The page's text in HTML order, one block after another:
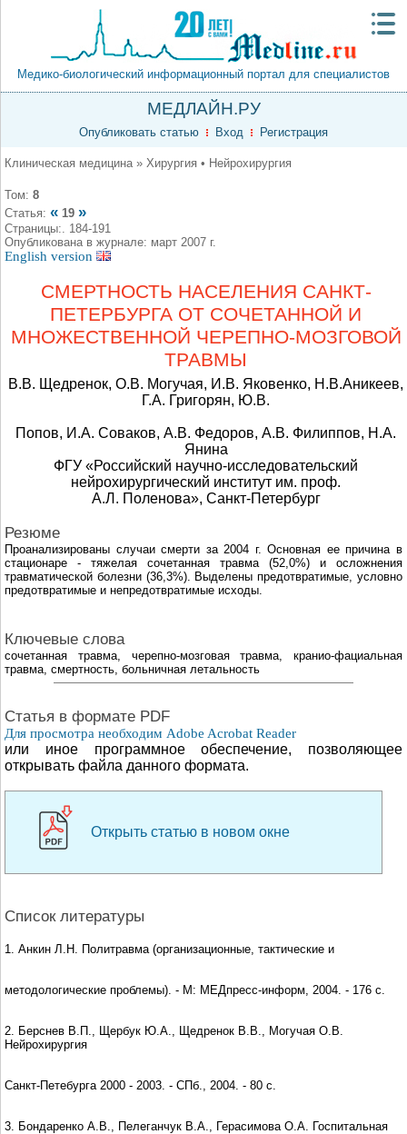
Медико-биологический информационный портал для специалистов
МЕДЛАЙН.РУ
Опубликовать статью Вход Регистрация
Клиническая медицина » Хирургия • Нейрохирургия
Том: 8
Статья: « 19 »
Страницы:. 184-191
Опубликована в журнале: март 2007 г.
English version
СМЕРТНОСТЬ НАСЕЛЕНИЯ САНКТ-
ПЕТЕРБУРГА ОТ СОЧЕТАННОЙ И
МНОЖЕСТВЕННОЙ ЧЕРЕПНО-МОЗГОВОЙ
ТРАВМЫ
В.В. Щедренок, О.В. Могучая, И.В. Яковенко, Н.В.Аникеев,
Г.А. Григорян, Ю.В.
Попов, И.А. Соваков, А.В. Федоров, А.В. Филиппов, Н.А.
Янина
ФГУ «Российский научно-исследовательский
нейрохирургический институт им. проф.
А.Л. Поленова», Санкт-Петербург
Резюме
Проанализированы случаи смерти за 2004 г. Основная ее причина в
стационаре - тяжелая сочетанная травма (52,0%) и осложнения
травматической болезни (36,3%). Выделены предотвратимые, условно
предотвратимые и непредотвратимые исходы.
Ключевые слова
сочетанная травма, черепно-мозговая травма, кранио-фациальная
травма, смертность, больничная летальность
Cтатья в формате PDF
Для просмотра необходим Adobe Acrobat Reader
или иное программное обеспечение, позволяющее
открывать файла данного формата.
Открыть статью в новом окне
Список литературы
1. Анкин Л.Н. Политравма (организационные, тактические и
методологические проблемы). - М: МЕДпресс-информ, 2004. - 176 с.
2. Берснев В.П., Щербук Ю.А., Щедренок В.В., Могучая О.В.
Нейрохирургия
Санкт-Петебурга 2000 - 2003. - СПб., 2004. - 80 с.
3. Бондаренко А.В., Пелеганчук В.А., Герасимова О.А. Госпитальная